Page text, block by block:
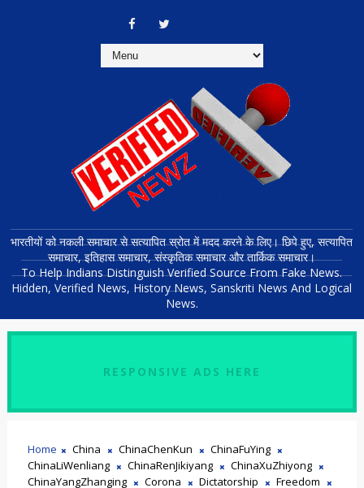
भारतीयों को नकली समाचार से सत्यापित स्रोत में मदद करने के लिए। छिपे हुए, सत्यापित
समाचार, इतिहास समाचार, संस्कृतिक समाचार और तार्किक समाचार।
To Help Indians Distinguish Verified Source From Fake News.
Hidden, Verified News, History News, Sanskriti News And Logical
News.
RESPONSIVE ADS HERE
Home China ChinaChenKun
ChinaFuYing
ChinaLiWenliang
ChinaRenJikiyang
ChinaXuZhiyong
ChinaYangZhanging
Corona Dictatorship
Freedom